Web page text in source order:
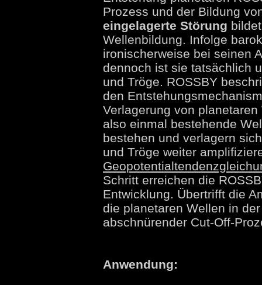
Prozess und der Bildung
eingelagerte Störung
Wellenbildung. Infolge
ironischerweise bei seinen
dennoch ist sie tatsächlich
und Tröge. ROSSBY
den
Verlagerung von
also einmal bestehende
bestehen und verlagern
und Tröge weiter
Schritt erreichen die
Entwicklung. Übertrifft die
die planetaren Wellen in
abschnürender Cut-Off-
Anwendung: